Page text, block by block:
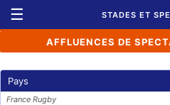
☰ STADES ET
AFFLUENCES DE
Pays
France Rugby